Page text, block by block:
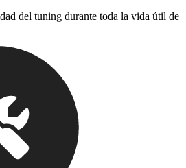
del tuning durante toda la vida útil de